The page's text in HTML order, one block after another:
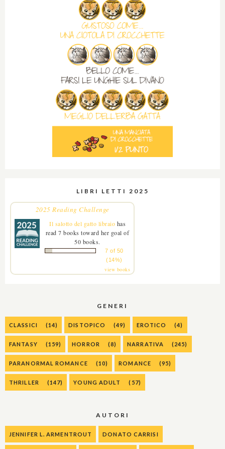
LIBRI LETTI 2025
2025 Reading Challenge
Il salotto del gatto libraio has
read 7 books toward her goal of
50 books.
7 of 50
(14%)
view books
GENERI
CLASSICI (14) DISTOPICO (49) EROTICO (4)
FANTASY (159) HORROR (8) NARRATIVA (245)
PARANORMAL ROMANCE (10) ROMANCE (95)
THRILLER (147) YOUNG ADULT (57)
AUTORI
JENNIFER L. ARMENTROUT DONATO CARRISI